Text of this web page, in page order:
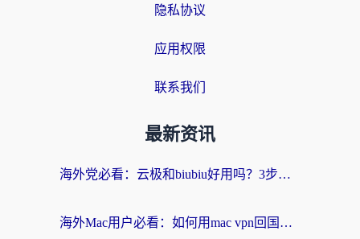
隐私协议
应用权限
联系我们
最新资讯
海外党必看：云极和biubiu好用吗？3步选对回国加速器，无缝刷国内剧玩手游
海外Mac用户必看：如何用mac vpn回国实现无缝刷国内剧玩国服？